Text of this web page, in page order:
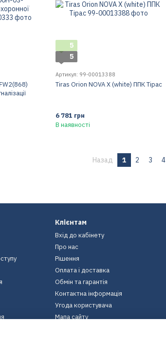
5
5
Артикул: 99-00013388
Tiras Orion NOVA X (white) ППК Тірас
6 781 грн
В наявності
Назад 1 2 3 4
Клієнтам
Вхід до кабінету
Про нас
Рішення
Оплата і доставка
Обмін та гарантія
Контактна інформація
Угода користувача
Мапа сайту